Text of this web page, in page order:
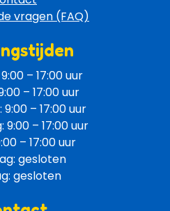
vragen (FAQ)
– 17:00 uur
– 17:00 uur
– 17:00 uur
9:00 – 17:00 uur
– 17:00 uur
gesloten
gesloten